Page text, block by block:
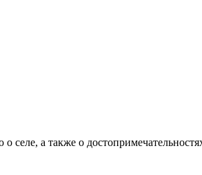
а также о